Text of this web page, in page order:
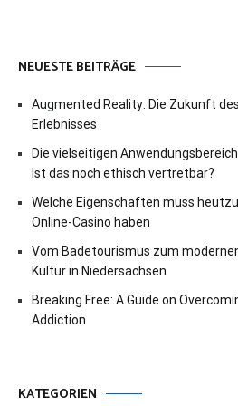
NEUESTE BEITRÄGE
Augmented Reality: Die Zukunft
Erlebnisses
Die vielseitigen
Ist das noch ethisch vertretbar?
Welche Eigenschaften muss
Online-Casino haben
Vom Badetourismus zum
Kultur in Niedersachsen
Breaking Free: A Guide on
Addiction
KATEGORIEN